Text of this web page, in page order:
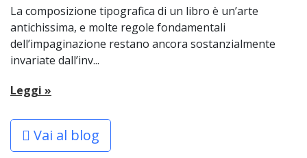
La composizione tipografica di un libro è un’arte
antichissima, e molte regole fondamentali
dell’impaginazione restano ancora sostanzialmente
invariate dall’inv...
Leggi »
Vai al blog